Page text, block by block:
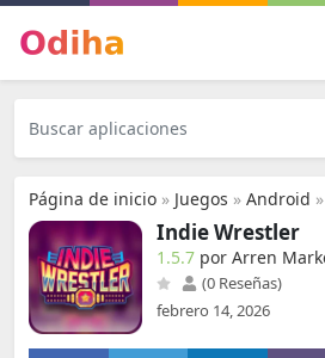
Página de inicio » Juegos » Android »
Indie Wrestler
1.5.7 por Arren
(0 Reseñas)
febrero 14, 2026